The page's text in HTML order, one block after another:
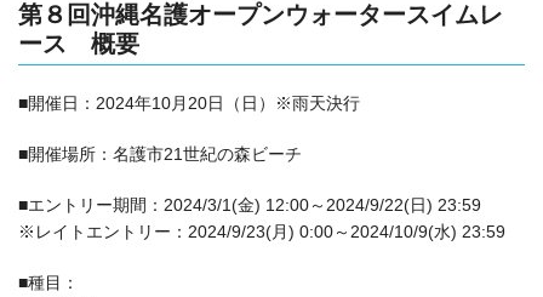
第８回沖縄名護オープンウォータースイムレ
ース 概要
■開催日：2024年10月20日（日）※雨天決行
■開催場所： 名護市21世紀の森ビーチ
■エントリー期間：2024/3/1(金) 12:00～2024/9/22(日) 23:59
※レイトエントリー：2024/9/23(月) 0:00～2024/10/9(水) 23:59
■種目：